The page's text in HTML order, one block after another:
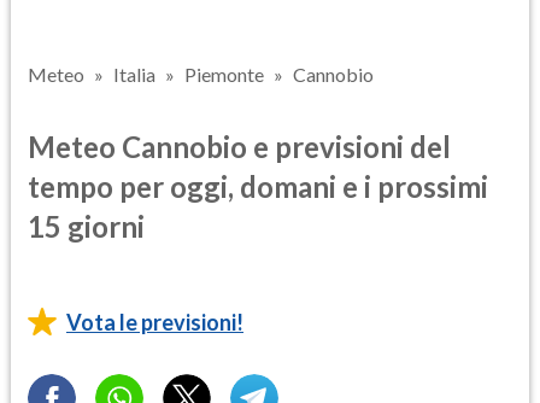
Meteo Italia Piemonte Cannobio
Meteo Cannobio e previsioni del
tempo per oggi, domani e i prossimi
15 giorni
Vota le previsioni!